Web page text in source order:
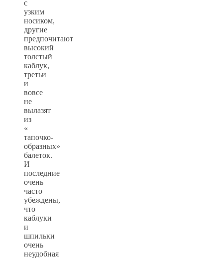
с
узким
носиком,
другие
предпочитают
высокий
толстый
каблук,
третьи
и
вовсе
не
вылазят
из
«
тапочко-
образных»
балеток.
И
последние
очень
часто
убеждены,
что
каблуки
и
шпильки
очень
неудобная